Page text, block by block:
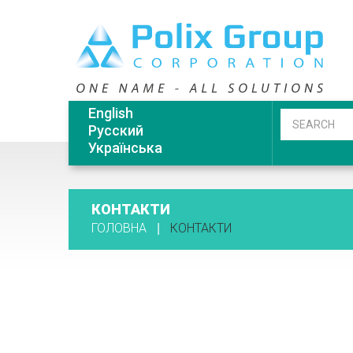
English
Русский
Українська
КОНТАКТИ
ГОЛОВНА КОНТАКТИ